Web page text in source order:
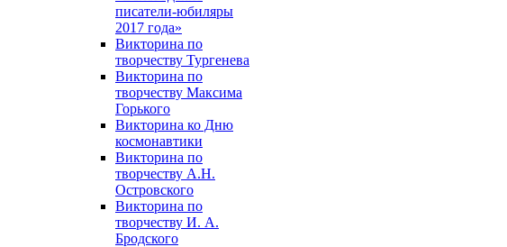
писатели-юбиляры
2017 года»
Викторина по
творчеству Тургенева
Викторина по
творчеству Максима
Горького
Викторина ко Дню
космонавтики
Викторина по
творчеству А.Н.
Островского
Викторина по
творчеству И. А.
Бродского